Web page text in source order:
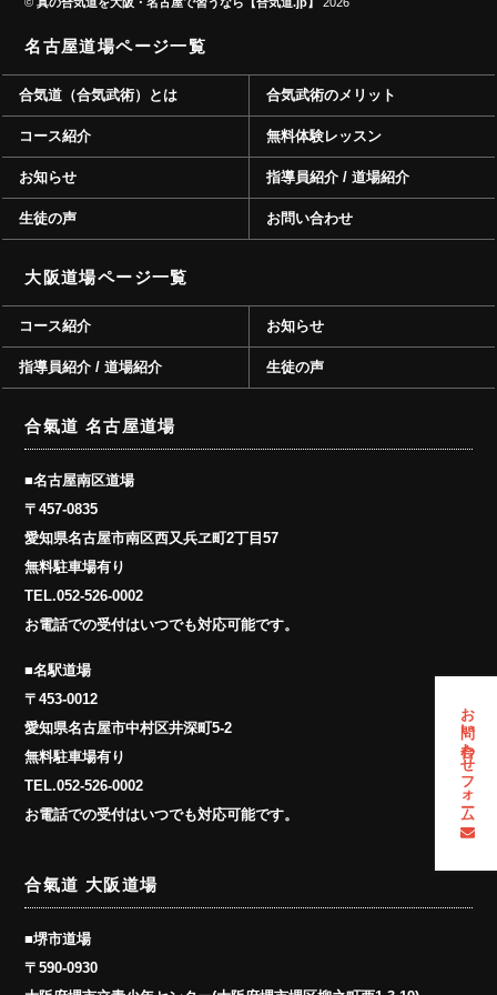
お問い合わせフォーム
名古屋道場ページ一覧
合気道（合気武術）とは 合気武術のメリット
コース紹介 無料体験レッスン
お知らせ 指導員紹介 / 道場紹介
生徒の声 お問い合わせ
大阪道場ページ一覧
コース紹介 お知らせ
指導員紹介 / 道場紹介 生徒の声
合氣道 名古屋道場
■名古屋南区道場
〒457-0835
愛知県名古屋市南区西又兵ヱ町2丁目57
無料駐車場有り
TEL.052-526-0002
お電話での受付はいつでも対応可能です。
■名駅道場
〒453-0012
愛知県名古屋市中村区井深町5-2
無料駐車場有り
TEL.052-526-0002
お電話での受付はいつでも対応可能です。
合氣道 大阪道場
■堺市道場
〒590-0930